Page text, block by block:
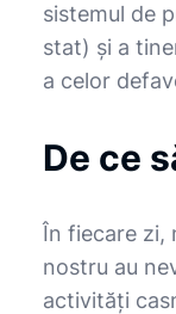
sistemul de
stat) şi a
a celor
De ce
În fiecare zi,
nostru au
activități